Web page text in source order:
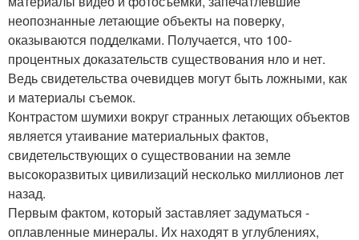
неопознанные летающие объекты на поверку,
оказываются подделками. Получается, что 100-
процентных доказательств существования нло и нет.
Ведь свидетельства очевидцев могут быть ложными, как
и материалы съемок.
Контрастом шумихи вокруг странных летающих объектов
является утаивание материальных фактов,
свидетельствующих о существовании на земле
высокоразвитых цивилизаций несколько миллионов лет
назад.
Первым фактом, который заставляет задуматься -
оплавленные минералы. Их находят в углублениях,